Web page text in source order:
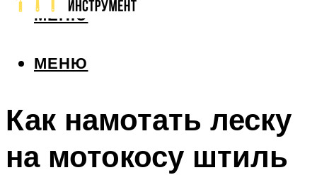
МЕНЮ
МЕНЮ
Как намотать леску
на мотокосу штиль